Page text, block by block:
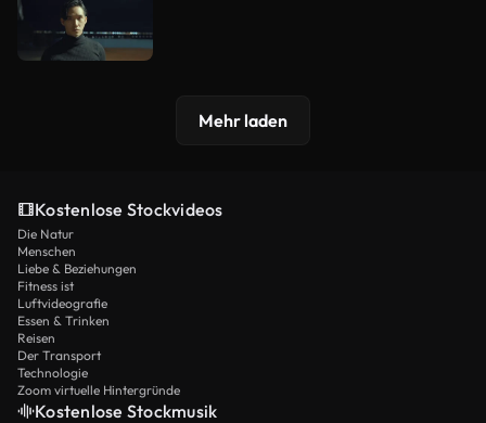
Mehr laden
Kostenlose Stockvideos
Die Natur
Menschen
Liebe & Beziehungen
Fitness ist
Luftvideografie
Essen & Trinken
Reisen
Der Transport
Technologie
Zoom virtuelle Hintergründe
Kostenlose Stockmusik